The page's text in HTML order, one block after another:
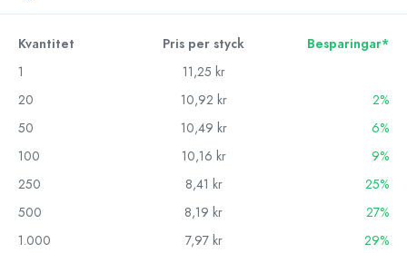
Kvantitet Pris per styck
Besparingar*
1
11,25 kr
20
10,92 kr
2%
50
10,49 kr
6%
100
10,16 kr
9%
250
8,41 kr
25%
500
8,19 kr
27%
1.000
7,97 kr
29%